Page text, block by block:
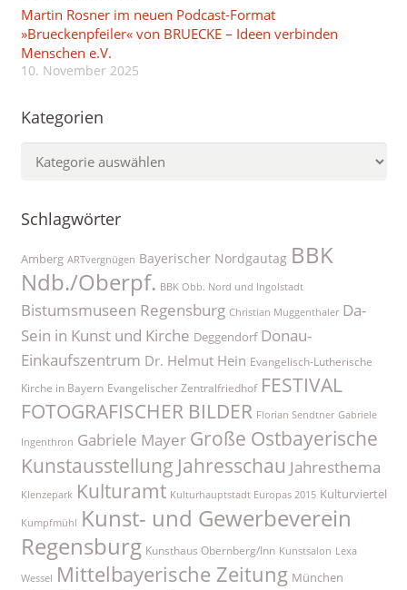
Martin Rosner im neuen Podcast-Format
»Brueckenpfeiler« von BRUECKE – Ideen verbinden
Menschen e.V.
10. November 2025
Kategorien
Schlagwörter
Amberg ARTvergnügen Bayerischer Nordgautag BBK
Ndb./Oberpf. BBK Obb. Nord und Ingolstadt
Bistumsmuseen Regensburg Christian Muggenthaler Da-
Sein in Kunst und Kirche Deggendorf Donau-
Einkaufszentrum Dr. Helmut Hein Evangelisch-Lutherische
Kirche in Bayern Evangelischer Zentralfriedhof FESTIVAL
FOTOGRAFISCHER BILDER Florian Sendtner Gabriele
Ingenthron Gabriele Mayer Große Ostbayerische
Kunstausstellung Jahresschau Jahresthema
Klenzepark Kulturamt Kulturhauptstadt Europas 2015 Kulturviertel
Kumpfmühl Kunst- und Gewerbeverein
Regensburg Kunsthaus Obernberg/Inn Kunstsalon Lexa
Wessel Mittelbayerische Zeitung München